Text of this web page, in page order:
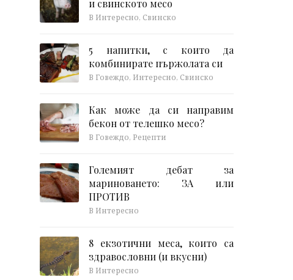
и свинското месо
В Интересно, Свинско
5 напитки, с които да
комбинирате пържолата си
В Говеждо, Интересно, Свинско
Как може да си направим
бекон от телешко месо?
В Говеждо, Рецепти
Големият дебат за
мариноването: ЗА или
ПРОТИВ
В Интересно
8 екзотични меса, които са
здравословни (и вкусни)
В Интересно